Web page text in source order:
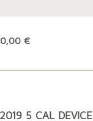
0,00 €
5 CAL DEVICE